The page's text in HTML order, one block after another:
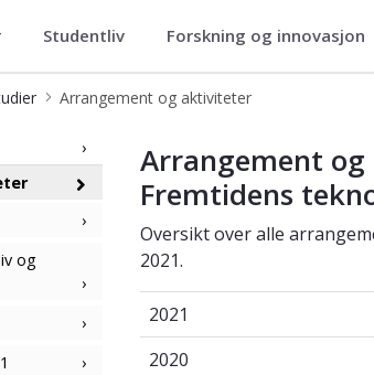
Studentliv Forskning og innovasjon
Arrangement og aktiviteter
og workshops i regi av
og
Arrangement
Fremtidens
Oversikt over alle
2021.
2021
2021
2020
2020